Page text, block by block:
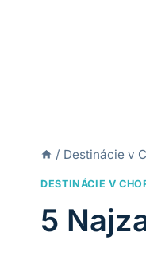
/ Destinácie v
DESTINÁCIE V
5